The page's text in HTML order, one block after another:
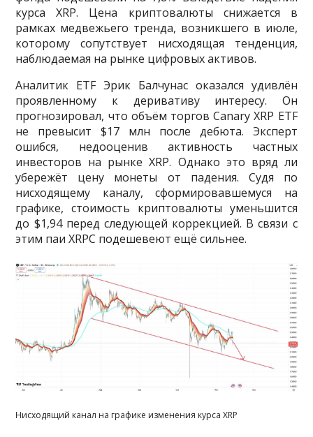
курса XRP. Цена криптовалюты снижается в
рамках медвежьего тренда, возникшего в июле,
которому сопутствует нисходящая тенденция,
наблюдаемая на рынке цифровых активов.
Аналитик ETF Эрик Балчунас оказался удивлён
проявленному к деривативу интересу. Он
прогнозировал, что объём торгов Canary XRP ETF
не превысит $17 млн после дебюта. Эксперт
ошибся, недооценив активность частных
инвесторов на рынке XRP. Однако это вряд ли
убережёт цену монеты от падения. Судя по
нисходящему каналу, сформировавшемуся на
графике, стоимость криптовалюты уменьшится
до $1,94 перед следующей коррекцией. В связи с
этим паи XRPC подешевеют ещё сильнее.
Нисходящий канал на графике изменения курса XRP